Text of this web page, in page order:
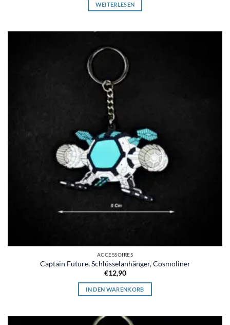
WEITERLESEN
ACCESSOIRES
Captain Future, Schlüsselanhänger, Cosmoliner
€12,90
IN DEN WARENKORB